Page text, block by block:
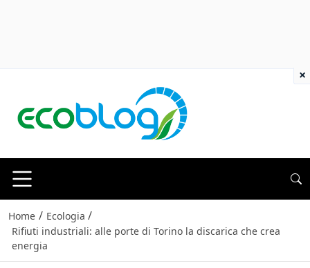
Home / Ecologia /
Rifiuti industriali: alle porte di Torino la discarica che crea
energia
×